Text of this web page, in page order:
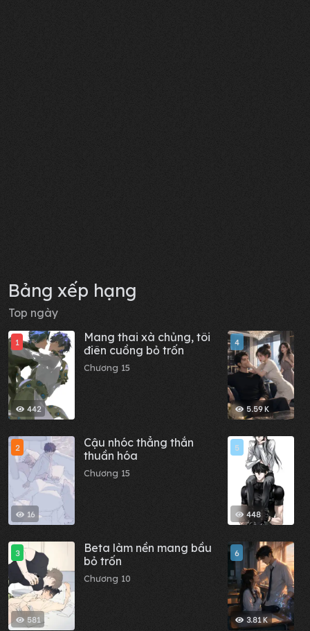
Bảng xếp hạng
Top ngày
442
1
Mang thai xà chủng, tôi
điên cuồng bỏ trốn
Chương 15
16
2
Cậu nhóc thẳng thắn
thuần hóa
Chương 15
581
3
Beta làm nền mang bầu
bỏ trốn
Chương 10
5.59 K
4
448
5
3.81 K
6